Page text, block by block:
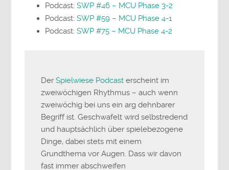
Podcast:SWP #46 – MCU Phase 3-2
Podcast:SWP #59 – MCU Phase 4-1
Podcast:SWP #75 – MCU Phase 4-2
DerSpielwiese Podcast erscheint im
zweiwöchigen Rhythmus – auch wenn
zweiwöchig bei uns ein arg dehnbarer
Begriff ist. Geschwafelt wird selbstredend
und hauptsächlich über spielebezogene
Dinge, dabei stets mit einem
Grundthema vor Augen. Dass wir davon
fast immer abschweifen